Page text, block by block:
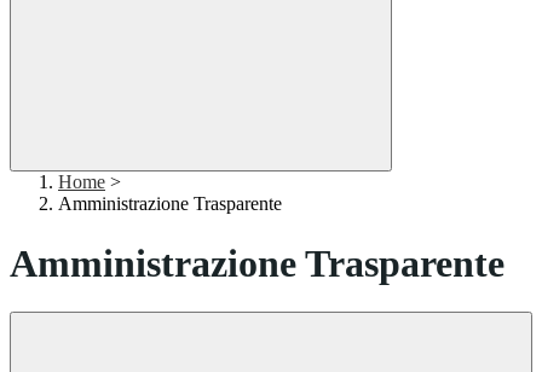
Home >
Amministrazione Trasparente
Amministrazione Trasparente